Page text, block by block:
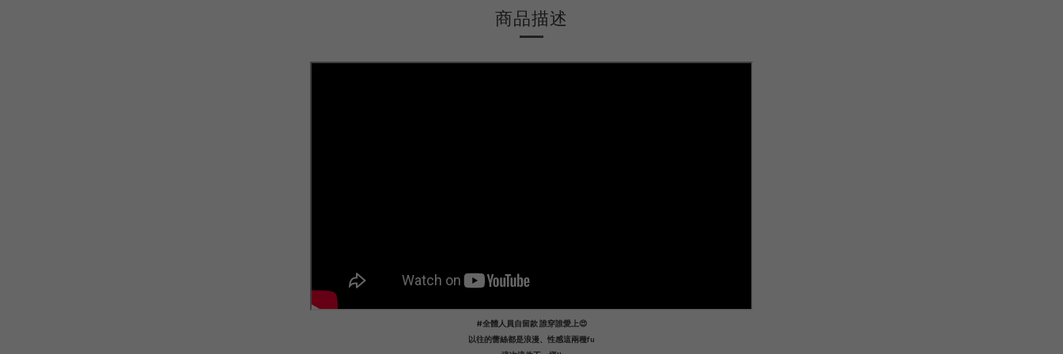
商品描述
#全體人員自留款 誰穿誰愛上😍
以往的蕾絲都是浪漫、性感這兩種fu